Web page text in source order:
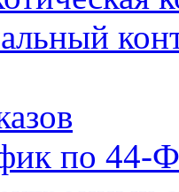
по 44-